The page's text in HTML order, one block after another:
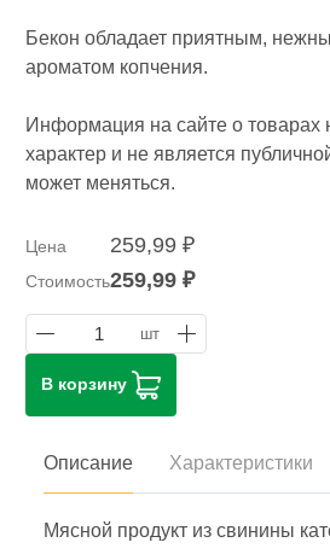
Бекон обладает приятным,
ароматом копчения.
Информация на сайте о товарах
характер и не является
может меняться.
Цена 259,99 ₽
Стоимость259,99 ₽
1 шт
В корзину
Описание Характеристики
Мясной продукт из свинины